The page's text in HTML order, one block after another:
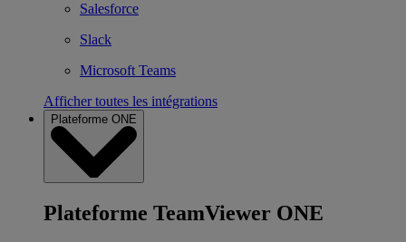
Salesforce
Slack
Microsoft Teams
Afficher toutes les intégrations
Plateforme ONE
Plateforme TeamViewer ONE